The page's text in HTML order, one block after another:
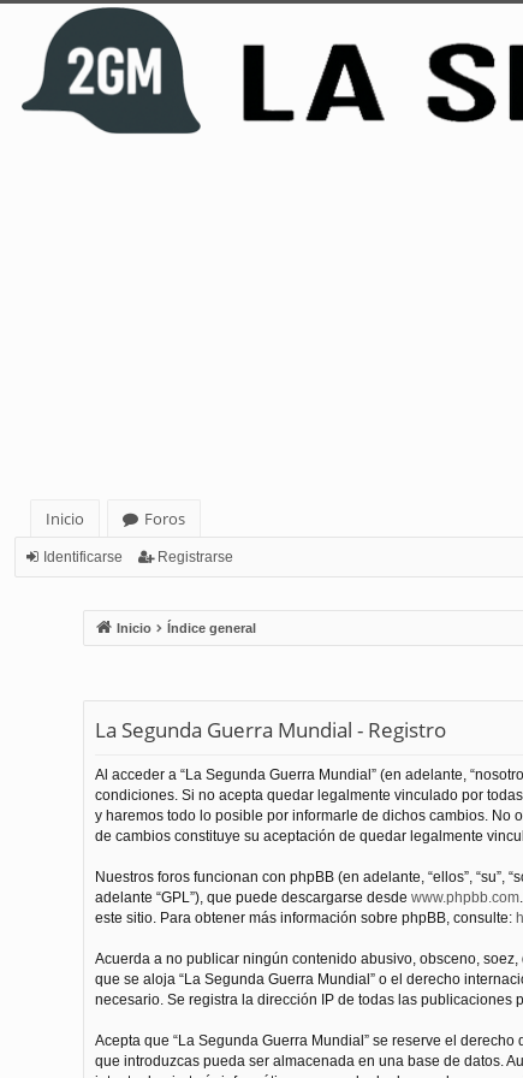
Inicio
Foros
Identificarse Registrarse
Inicio Índice general
La Segunda Guerra Mundial - Registro
Al acceder a “La Segunda Guerra Mundial” (en adelante,
condiciones. Si no acepta quedar legalmente vinculado por
y haremos todo lo posible por informarle de dichos cambios. No
de cambios constituye su aceptación de quedar legalmente
Nuestros foros funcionan con phpBB (en adelante, “ellos”, “su”,
adelante “GPL”), que puede descargarse desde www.phpbb.com
este sitio. Para obtener más información sobre phpBB, consulte:
Acuerda a no publicar ningún contenido abusivo, obsceno,
que se aloja “La Segunda Guerra Mundial” o el derecho
necesario. Se registra la dirección IP de todas las publicaciones
Acepta que “La Segunda Guerra Mundial” se reserve el
que introduzcas pueda ser almacenada en una base de datos.